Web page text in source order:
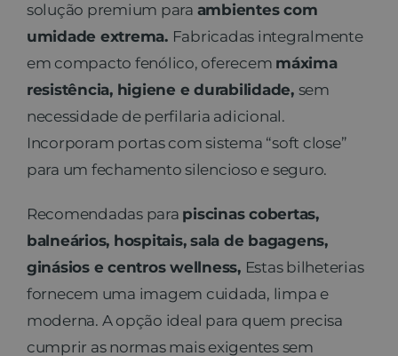
Contato
solução premium para ambientes com
umidade extrema. Fabricadas integralmente
em compacto fenólico, oferecem máxima
resistência, higiene e durabilidade, sem
necessidade de perfilaria adicional.
Incorporam portas com sistema “soft close”
para um fechamento silencioso e seguro.
Recomendadas para piscinas cobertas,
balneários, hospitais, sala de bagagens,
ginásios e centros wellness, Estas bilheterias
fornecem uma imagem cuidada, limpa e
moderna. A opção ideal para quem precisa
cumprir as normas mais exigentes sem